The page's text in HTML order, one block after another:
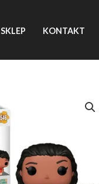
SKLEP KONTAKT